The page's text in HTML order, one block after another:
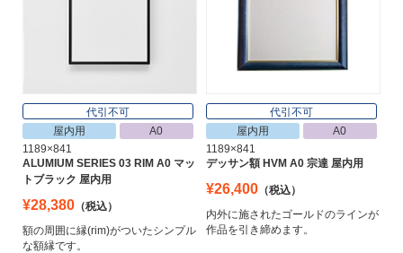
代引不可
屋内用
A0
1189×841
ALUMIUM SERIES 03 RIM A0 マッ
トブラック 屋内用
¥28,380 （税込）
額の周囲に縁(rim)がついたシンプル
な額縁です。
代引不可
屋内用
A0
1189×841
デッサン額 HVM A0 宗達 屋内用
¥26,400 （税込）
内外に施されたゴールドのラインが
作品を引き締めます。